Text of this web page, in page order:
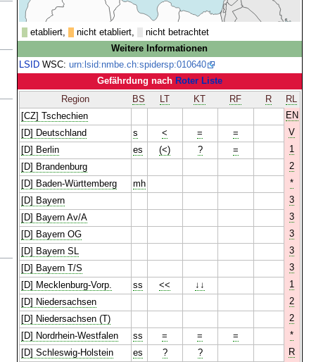
etabliert, nicht etabliert,
nicht betrachtet
Weitere Informationen
LSIDWSC: urn:lsid:nmbe.ch:spidersp:010640
Gefährdung nach Roter Liste
Region
BS LT KT RF R
RL
[CZ] Tschechien
EN
[D] Deutschland
s < = =
V
[D] Berlin
es (<) ? =
1
[D] Brandenburg
2
[D] Baden-Württemberg
mh
*
[D] Bayern
3
[D] Bayern Av/A
3
[D] Bayern OG
3
[D] Bayern SL
3
[D] Bayern T/S
3
[D] Mecklenburg-Vorp.
ss << ↓↓
1
[D] Niedersachsen
2
[D] Niedersachsen (T)
2
[D] Nordrhein-Westfalen
ss = = =
*
[D] Schleswig-Holstein
es ? ?
R